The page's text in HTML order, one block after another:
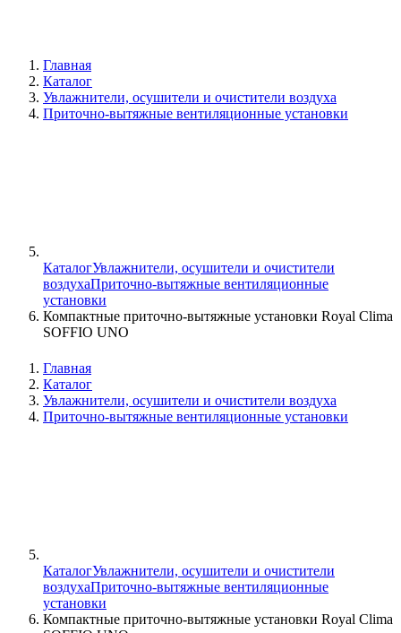
Главная
Каталог
Увлажнители, осушители и очистители воздуха
Приточно-вытяжные вентиляционные установки
КаталогУвлажнители, осушители и очистители
воздухаПриточно-вытяжные вентиляционные
установки
Компактные приточно-вытяжные установки Royal Clima
SOFFIO UNO
Главная
Каталог
Увлажнители, осушители и очистители воздуха
Приточно-вытяжные вентиляционные установки
КаталогУвлажнители, осушители и очистители
воздухаПриточно-вытяжные вентиляционные
установки
Компактные приточно-вытяжные установки Royal Clima